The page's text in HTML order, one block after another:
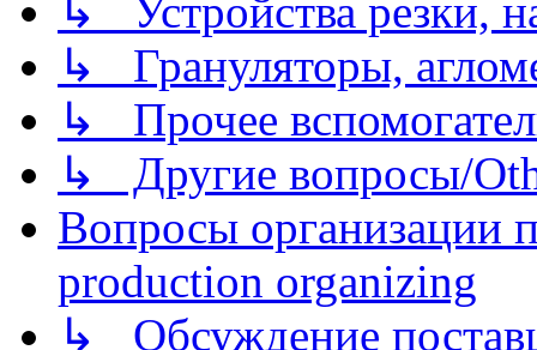
↳ Устройства резки,
↳ Грануляторы,
↳ Прочее
↳ Другие вопросы/
Вопросы организации
production organizing
↳ Обсуждение